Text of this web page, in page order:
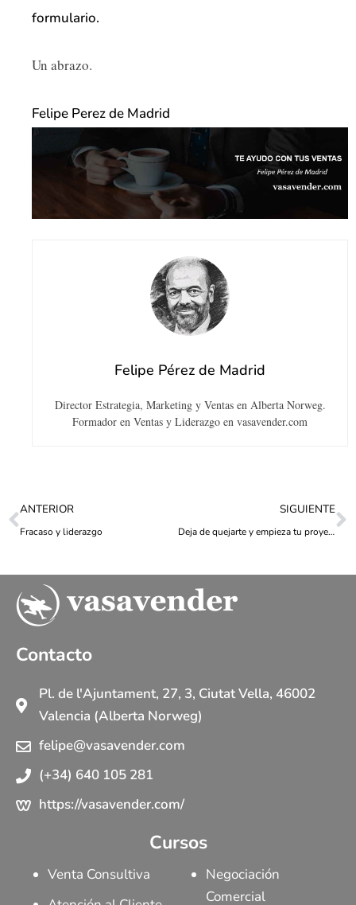
formulario.
Un abrazo.
Felipe Perez de Madrid
Felipe Pérez de Madrid
Director Estrategia, Marketing y Ventas en Alberta Norweg.
Formador en Ventas y Liderazgo en vasavender.com
ANTERIOR
Fracaso y liderazgo
SIGUIENTE
Deja de quejarte y empieza tu proyecto
Contacto
Pl. de l'Ajuntament, 27, 3, Ciutat Vella, 46002
Valencia (Alberta Norweg)
felipe@vasavender.com
(+34) 640 105 281
https://vasavender.com/
Cursos
Venta Consultiva
Negociación
Comercial